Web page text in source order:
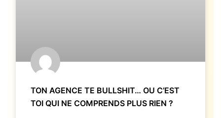
TON AGENCE TE BULLSHIT… OU C’EST
TOI QUI NE COMPRENDS PLUS RIEN ?